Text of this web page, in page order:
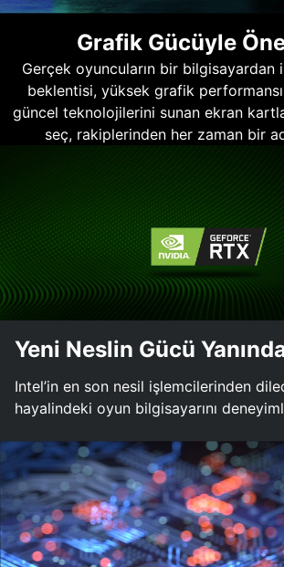
Grafik Gücüyle
Gerçek oyuncuların bir bilgisayardan
beklentisi, yüksek grafik performansı.
güncel teknolojilerini sunan ekran
seç, rakiplerinden her zaman bir
Yeni Neslin Gücü
Intel’in en son nesil işlemcilerinden
hayalindeki oyun bilgisayarını